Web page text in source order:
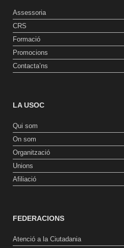
Assessoria
CRS
Formació
Promocions
Contacta’ns
LA USOC
Qui som
On som
Organització
Unions
Afiliació
FEDERACIONS
Atenció a la Ciutadania